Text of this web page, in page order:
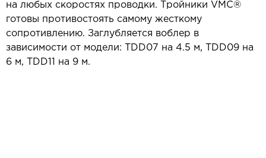
на любых скоростях проводки. Тройники VMC®
готовы противостоять самому жесткому
сопротивлению. Заглубляется воблер в
зависимости от модели: TDD07 на 4.5 м, TDD09 на
6 м, TDD11 на 9 м.